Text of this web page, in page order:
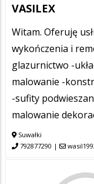
VASILEX
Witam. Oferuję
wykończenia i
glazurnictwo -
malowanie -
-sufity
malowanie
Suwałki
792877290 |